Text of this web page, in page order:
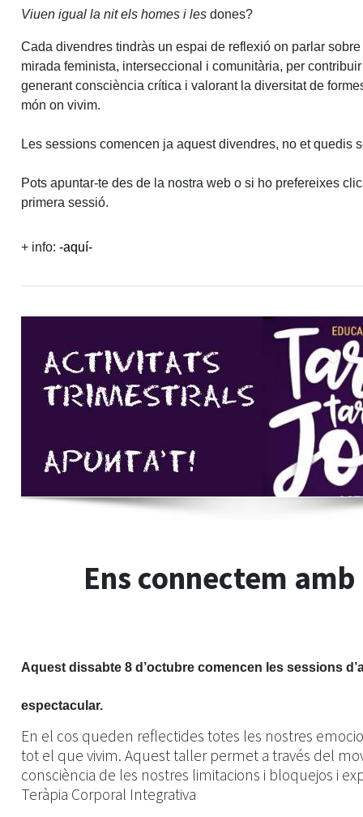
Viuen igual la nit els homes i les dones?
Cada divendres tindràs un espai de reflexió on parlar
mirada feminista, interseccional i comunitària, per
generant consciència crítica i valorant la diversitat de
món on vivim.
Les sessions comencen ja aquest divendres, no et quedis
Pots apuntar-te des de la nostra web o si ho prefereixes
primera sessió.
+ info: -aquí-
Ens connectem amb
Aquest dissabte 8 d’octubre comencen les sessions
espectacular.
En el cos queden reflectides totes les nostres
tot el que vivim. Aquest taller permet a través del
consciència de les nostres limitacions i bloquejos i
Teràpia Corporal Integrativa